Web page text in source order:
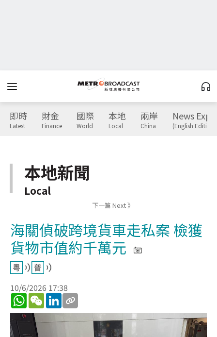
即時
Latest
財金
Finance
國際
World
本地
Local
兩岸
China
News
(English Edition)
本地新聞
Local
下一篇 Next 》
海關偵破跨境貨車走私案 檢獲
貨物市值約千萬元
10/6/2026 17:38
WhatsApp
WeChatLinkedIn